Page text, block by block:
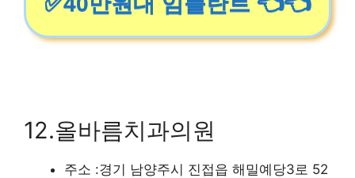
12.올바름치과의원
주소 :경기 남양주시 진접읍 해밀예당3로 52